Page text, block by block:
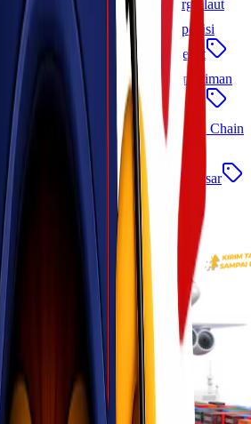
trucking surabaya jakarta
cargo laut
jasa ekspedisi cargo
ekspedisi
dan Aman
jasa pengiriman cepat
pengiriman alat kesehatan
pengiriman
pulau
jasa kirim barang murah
ekspedisi jakarta morowali
Cold Chain
logistik terintegrasi
jasa logistik
makassar
Lionel Cargo Makassar
udara tips pengiriman cargo